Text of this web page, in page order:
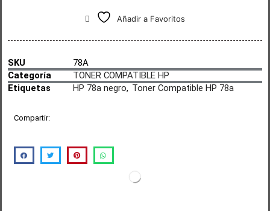
Añadir a Favoritos
SKU
78A
Categoría
TONER COMPATIBLE HP
Etiquetas
HP 78a negro, Toner Compatible HP 78a
Compartir: